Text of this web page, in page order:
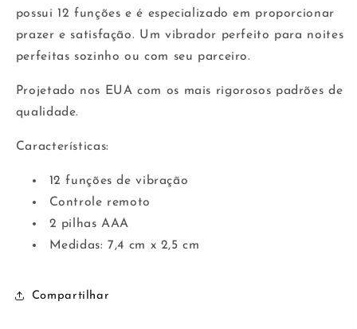
possui 12 funções e é especializado em proporcionar
prazer e satisfação. Um vibrador perfeito para noites
perfeitas sozinho ou com seu parceiro.
Projetado nos EUA com os mais rigorosos padrões de
qualidade.
Características:
12 funções de vibração
Controle remoto
2 pilhas AAA
Medidas: 7,4 cm x 2,5 cm
Compartilhar